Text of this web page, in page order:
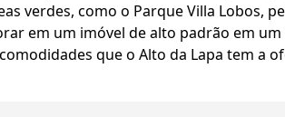
verdes, como o Parque Villa Lobos,
em um imóvel de alto padrão em
que o Alto da Lapa tem a